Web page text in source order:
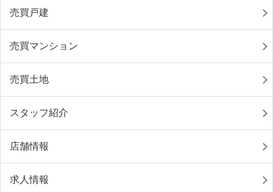
売買戸建
売買マンション
売買土地
スタッフ紹介
店舗情報
求人情報